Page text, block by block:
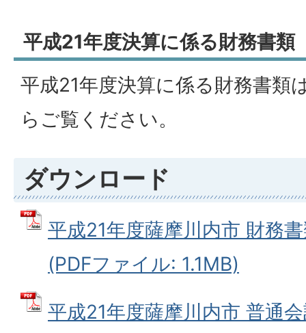
平成21年度決算に係る財務書類
平成21年度決算に係る財務書類
らご覧ください。
ダウンロード
平成21年度薩摩川内市 財務
(PDFファイル: 1.1MB)
平成21年度薩摩川内市 普通